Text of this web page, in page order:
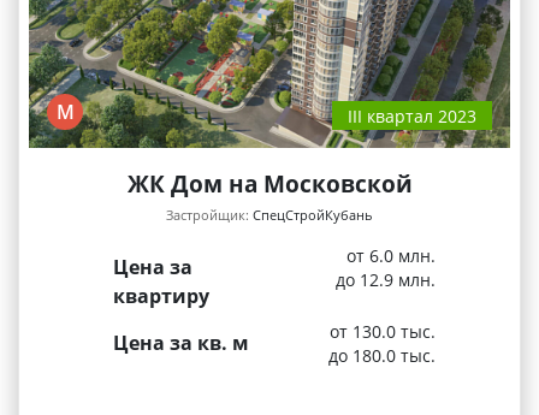
М III квартал 2023
ЖК Дом на Московской
Застройщик: СпецСтройКубань
Цена за
квартиру
от 6.0 млн.
до 12.9 млн.
Цена за кв. м
от 130.0 тыс.
до 180.0 тыс.